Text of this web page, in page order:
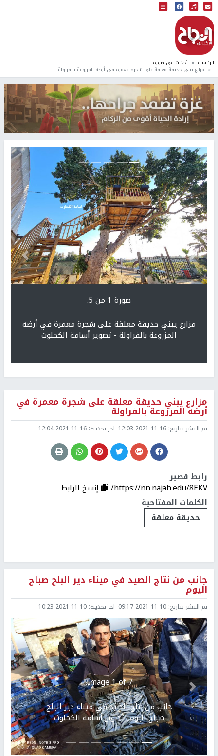
البث المباشر
إذاعة النجاح
الرئيسية أحداث في صورة
مزارع يبني حديقة معلقة على شجرة معمرة في أرضه المزروعة بالفراولة
صورة 1 من 5.
مزارع يبني حديقة معلقة على شجرة معمرة في أرضه
المزروعة بالفراولة - تصوير أسامة الكحلوت
Previous التالي
مزارع يبني حديقة معلقة على شجرة معمرة في
أرضه المزروعة بالفراولة
تم النشر بتاريخ: 2021-11-16 12:03 اخر تحديث: 2021-11-16 12:04
رابط قصير
https://nn.najah.edu/8EKV/
إنسخ الرابط
الكلمات المفتاحية
حديقة معلقة
جانب من نتاج الصيد في ميناء دير البلح صباح
اليوم
تم النشر بتاريخ: 2021-11-10 09:17 اخر تحديث: 2021-11-10 10:23
Image 1 of 7.
جانب من نتاج الصيد في ميناء دير البلح
صباح اليوم- تصوير أسامة الكحلوت
Previous التالي